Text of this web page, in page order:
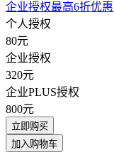
企业授权最高6折优惠
个人授权
80元
企业授权
320元
企业PLUS授权
800元
立即购买
加入购物车